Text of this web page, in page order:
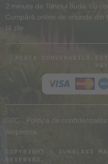
2 minute de Tunelul Buda, cu
Cumpără online de oriunde
14 zile.
PLATA CONVENABILĂ
GTC Politica de
Amprenta
COPYRIGHT © SUNGLASS
RESERVED.